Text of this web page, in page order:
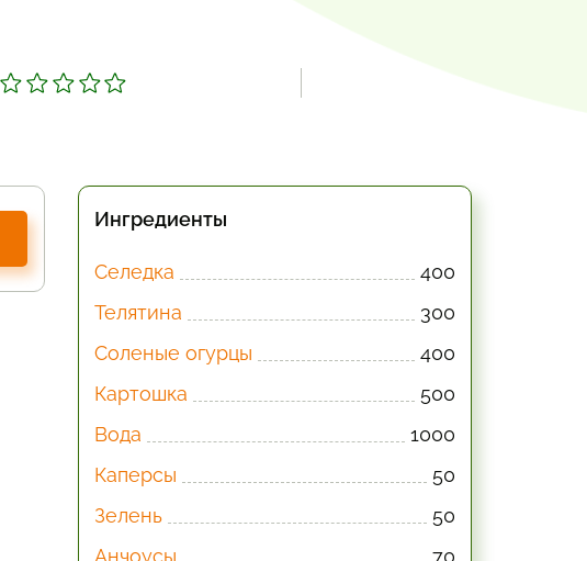
Ингредиенты
Селедка
400
Телятина
300
Соленые огурцы
400
Картошка
500
Вода
1000
Каперсы
50
Зелень
50
Анчоусы
70